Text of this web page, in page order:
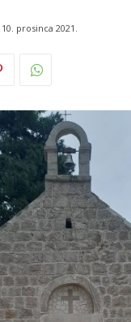
10. prosinca 2021.